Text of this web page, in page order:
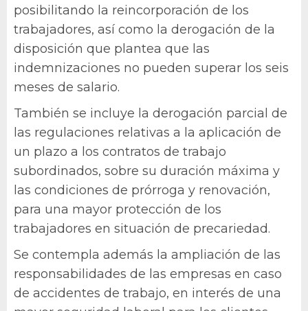
posibilitando la reincorporación de los
trabajadores, así como la derogación de la
disposición que plantea que las
indemnizaciones no pueden superar los seis
meses de salario.
También se incluye la derogación parcial de
las regulaciones relativas a la aplicación de
un plazo a los contratos de trabajo
subordinados, sobre su duración máxima y
las condiciones de prórroga y renovación,
para una mayor protección de los
trabajadores en situación de precariedad.
Se contempla además la ampliación de las
responsabilidades de las empresas en caso
de accidentes de trabajo, en interés de una